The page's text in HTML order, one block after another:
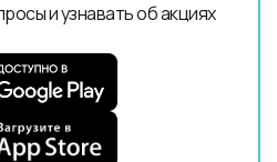
и узнавать об акциях